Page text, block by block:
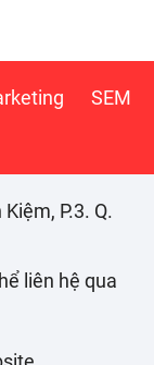
SEM
P.3. Q.
liên hệ qua